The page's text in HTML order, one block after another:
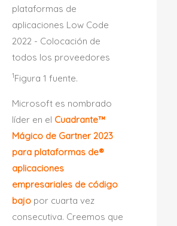
1Figura 1 fuente.
Microsoft es nombrado
líder en el Cuadrante™
Mágico de Gartner 2023
para plataformas de®
aplicaciones
empresariales de código
bajo por cuarta vez
consecutiva. Creemos que